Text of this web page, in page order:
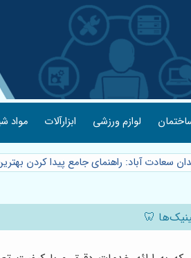
لوازم ورزشی ابزارآلات مواد
سعادت آباد: راهنمای جامع پیدا کردن
🦷